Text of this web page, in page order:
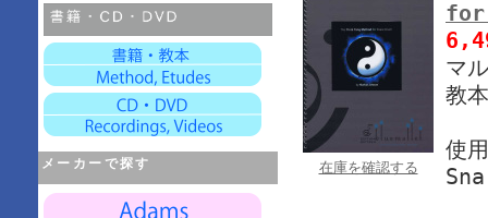
メーカーで探す 在庫を確認する
for
マ
教
使